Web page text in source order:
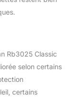
Rb3025 Classic
selon certains
certains